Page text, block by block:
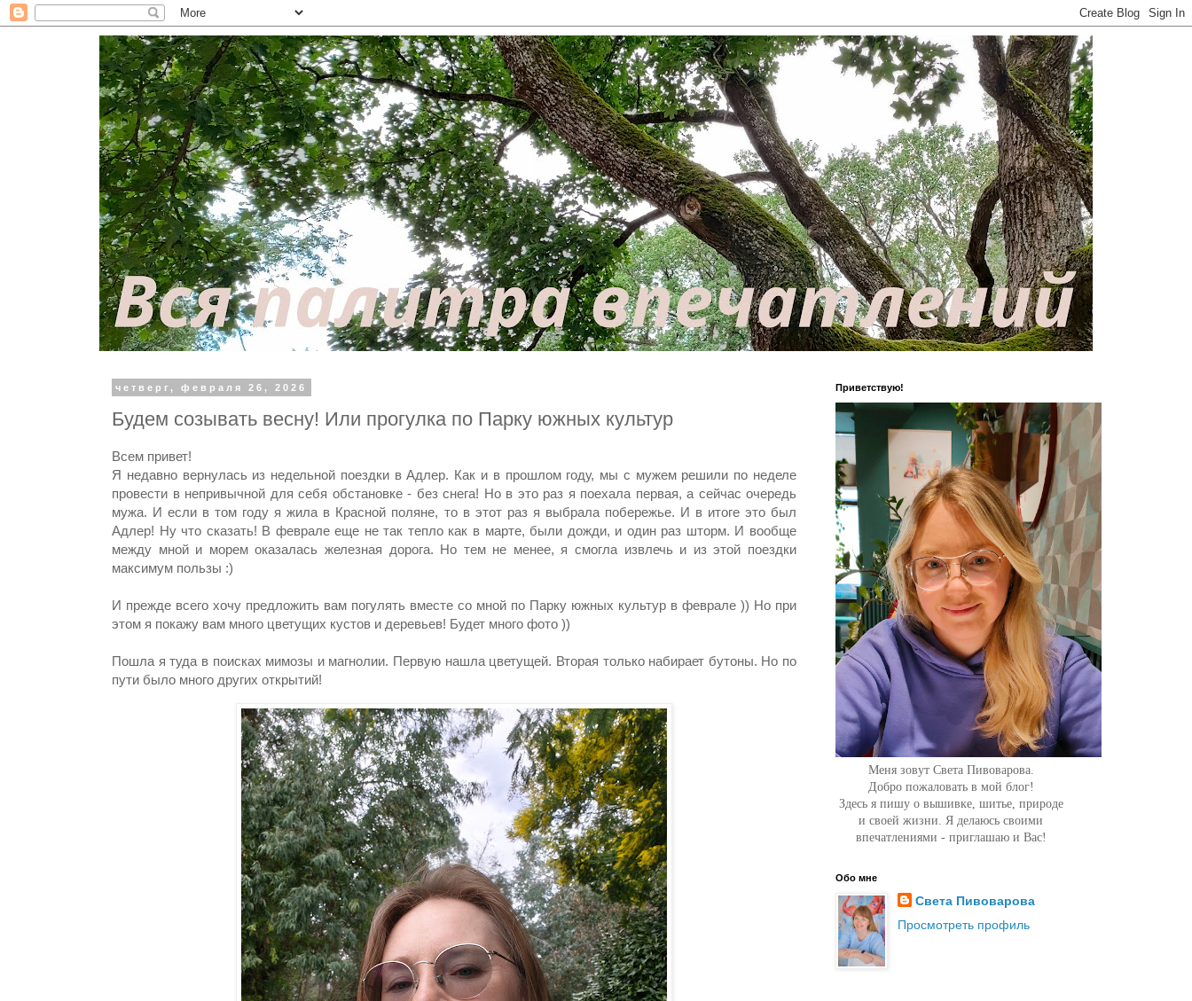
четверг, февраля 26, 2026
Будем созывать весну! Или прогулка по Парку южных культур
Всем привет!
Я недавно вернулась из недельной поездки в Адлер. Как и в прошлом году, мы с мужем решили по неделе
провести в непривычной для себя обстановке - без снега! Но в это раз я поехала первая, а сейчас очередь
мужа. И если в том году я жила в Красной поляне, то в этот раз я выбрала побережье. И в итоге это был
Адлер! Ну что сказать! В феврале еще не так тепло как в марте, были дожди, и один раз шторм. И вообще
между мной и морем оказалась железная дорога. Но тем не менее, я смогла извлечь и из этой поездки
максимум пользы :)
И прежде всего хочу предложить вам погулять вместе со мной по Парку южных культур в феврале )) Но при
этом я покажу вам много цветущих кустов и деревьев! Будет много фото ))
Пошла я туда в поисках мимозы и магнолии. Первую нашла цветущей. Вторая только набирает бутоны. Но по
пути было много других открытий!
Приветствую!
Меня зовут Света Пивоварова.
Добро пожаловать в мой блог!
Здесь я пишу о вышивке, шитье, природе
и своей жизни. Я делаюсь своими
впечатлениями - приглашаю и Вас!
Обо мне
Света Пивоварова
Просмотреть профиль